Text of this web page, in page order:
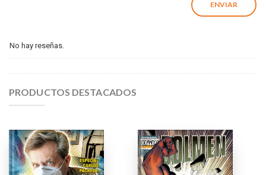
No hay reseñas.
PRODUCTOS DESTACADOS